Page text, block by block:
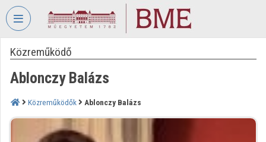
Fejléc kihagyása Menü kihagyása Tartalom kihagyása
VIDEOTORIUM
BUDAPESTI
MŰSZAKI
GAZDASÁGTUDOMÁNYI
EGYETEM
Közreműködő
Ablonczy Balázs
Közreműködők Ablonczy Balázs